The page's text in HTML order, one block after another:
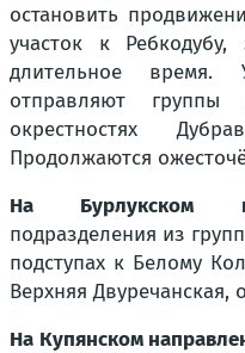
остановить
участок к
длительное время.
отправляют
окрестностях
Продолжаются
На Бурлукском
подразделения из
подступах к Белому
Верхняя
На Купянском